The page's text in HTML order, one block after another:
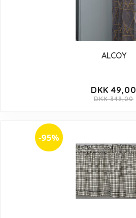
ALCOY
DKK 49,00
DKK 349,00
-95%